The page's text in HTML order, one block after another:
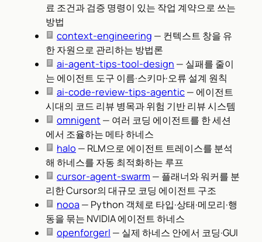
료 조건과 검증 명령이 있는 작업 계약으로 쓰는
방법
context-engineering — 컨텍스트 창을 유
한 자원으로 관리하는 방법론
ai-agent-tips-tool-design — 실패를 줄이
는 에이전트 도구 이름·스키마·오류 설계 원칙
ai-code-review-tips-agentic— 에이전트
시대의 코드 리뷰 병목과 위험 기반 리뷰 시스템
omnigent — 여러 코딩 에이전트를 한 세션
에서 조율하는 메타 하네스
halo — RLM으로 에이전트 트레이스를 분석
해 하네스를 자동 최적화하는 루프
cursor-agent-swarm — 플래너와 워커를 분
리한 Cursor의 대규모 코딩 에이전트 구조
nooa — Python 객체로 타입·상태·메모리·행
동을 묶는 NVIDIA 에이전트 하네스
openforgerl — 실제 하네스 안에서 코딩·GUI